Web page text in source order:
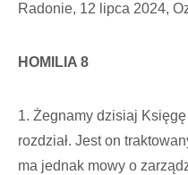
Radonie, 12 lipca 2024,
HOMILIA 8
1. Żegnamy dzisiaj
rozdział. Jest on
ma jednak mowy o